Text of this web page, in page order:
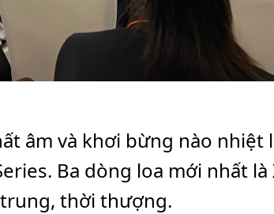
âm và khơi bừng nào nhiệt
Ba dòng loa mới nhất là
thời thượng.